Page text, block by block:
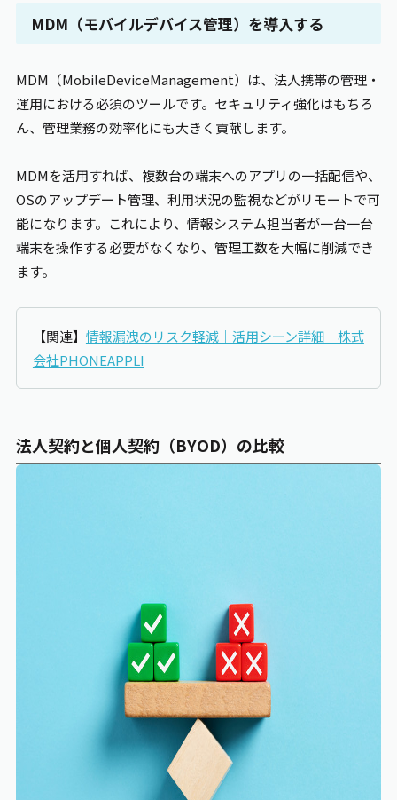
MDM （モバイルデバイス管理）を導入する
MDM （MobileDeviceManagement）は、法人携帯の管理・
運用における必須のツールです。セキュリティ強化はもちろ
ん、管理業務の効率化にも大きく貢献します。
MDMを活用すれば、複数台の端末へのアプリの一括配信や、
OSのアップデート管理、利用状況の監視などがリモートで可
能になります。これにより、情報システム担当者が一台一台
端末を操作する必要がなくなり、管理工数を大幅に削減でき
ます。
【関連】 情報漏洩のリスク軽減｜活用シーン詳細｜株式
会社PHONEAPPLI
法人契約と個人契約（BYOD）の比較